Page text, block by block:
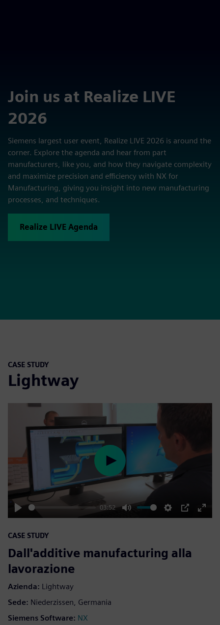
Join us at Realize LIVE
2026
Siemens largest user event, Realize LIVE 2026 is around the
corner. Explore the agenda and hear from part
manufacturers, like you, and how they navigate complexity
and maximize precision and efficiency with NX for
Manufacturing, giving you insight into new manufacturing
processes, and techniques.
Realize LIVE Agenda
CASE STUDY
Lightway
Play
03:52
Mute Settings
PIP
Enter
Play
CASE STUDY
Dall'additive manufacturing alla
lavorazione
Azienda: Lightway
Sede: Niederzissen, Germania
Siemens Software: NX